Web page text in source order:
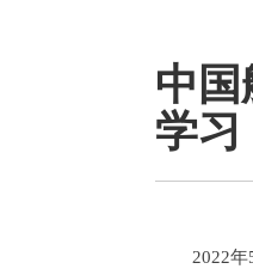
中国
学习
2022